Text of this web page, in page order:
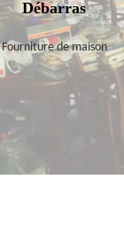
Débarras
Fourniture de maison